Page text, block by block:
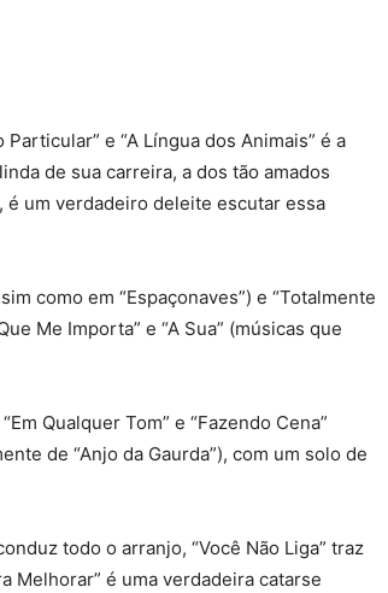
e “A Língua dos Animais” é a
de sua carreira, a dos tão amados
é um verdadeiro deleite escutar essa
como em “Espaçonaves”) e “Totalmente
Me Importa” e “A Sua” (músicas que
Qualquer Tom” e “Fazendo Cena”
de “Anjo da Gaurda”), com um solo de
todo o arranjo, “Você Não Liga” traz
Melhorar” é uma verdadeira catarse